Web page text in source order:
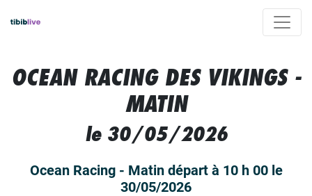
OCEAN RACING DES VIKINGS -
MATIN
le 30/05/2026
Ocean Racing - Matin départ à 10 h 00 le
30/05/2026